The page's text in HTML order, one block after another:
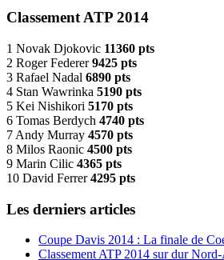
Classement ATP 2014
1 Novak Djokovic 11360 pts
2 Roger Federer9425 pts
3 Rafael Nadal 6890 pts
4 Stan Wawrinka 5190 pts
5 Kei Nishikori 5170 pts
6 Tomas Berdych 4740 pts
7 Andy Murray 4570 pts
8 Milos Raonic 4500 pts
9 Marin Cilic 4365 pts
10 David Ferrer4295 pts
Les derniers articles
Coupe Davis 2014 : La finale de
Classement ATP 2014 sur dur